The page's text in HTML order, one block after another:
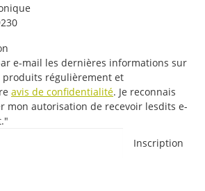
e-mail les dernières informations sur
régulièrement et
avis de confidentialité. Je reconnais
mon autorisation de recevoir lesdits e-
Inscription